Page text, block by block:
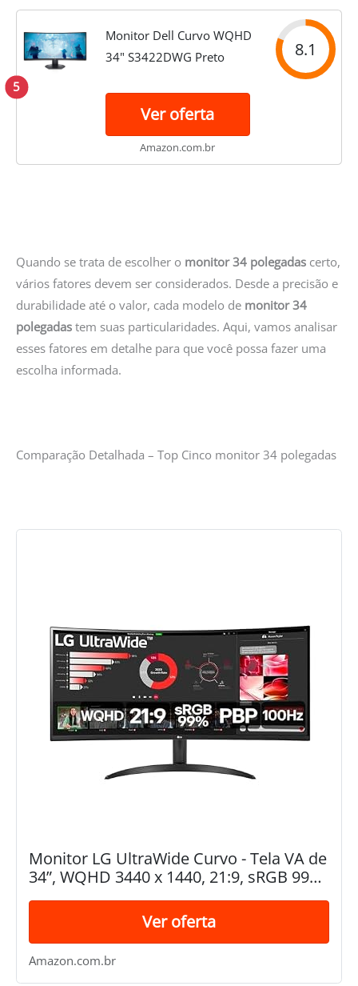
5
Monitor Dell Curvo WQHD
34" S3422DWG Preto
8.1
Ver oferta
Amazon.com.br
Quando se trata de escolher o monitor 34 polegadas certo,
vários fatores devem ser considerados. Desde a precisão e
durabilidade até o valor, cada modelo de monitor 34
polegadas tem suas particularidades. Aqui, vamos analisar
esses fatores em detalhe para que você possa fazer uma
escolha informada.
Comparação Detalhada – Top Cinco monitor 34 polegadas
Monitor LG UltraWide Curvo - Tela VA de
34”, WQHD 3440 x 1440, 21:9, sRGB 99%,
HDR10, PBP, OnScreen Control, Modo
Leitura e Flicker Safe, 100Hz, AMD...
Ver oferta
Amazon.com.br